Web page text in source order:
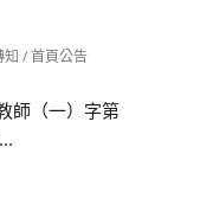
知 / 首頁公告
師（一）字第